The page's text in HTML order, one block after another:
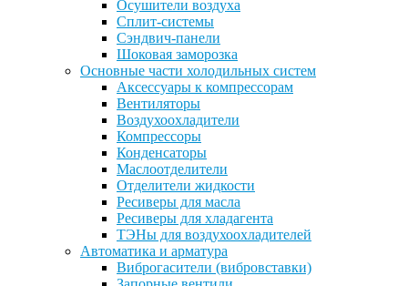
Осушители воздуха
Сплит-системы
Сэндвич-панели
Шоковая заморозка
Основные части холодильных систем
Аксессуары к компрессорам
Вентиляторы
Воздухоохладители
Компрессоры
Конденсаторы
Маслоотделители
Отделители жидкости
Ресиверы для масла
Ресиверы для хладагента
ТЭНы для воздухоохладителей
Автоматика и арматура
Виброгасители (вибровставки)